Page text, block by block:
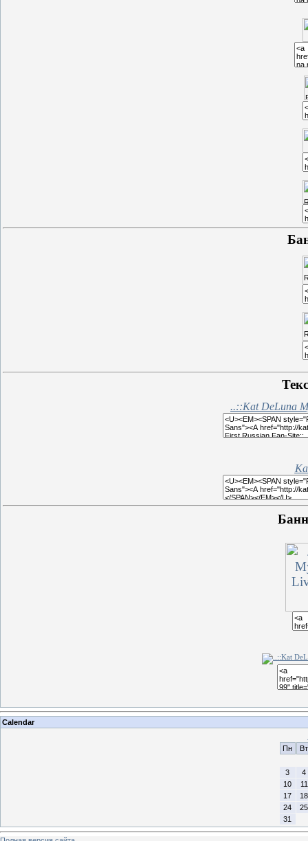
..::Kat DeLuna
Calendar
Пн
Вт
3
4
10
11
17
18
24
25
31